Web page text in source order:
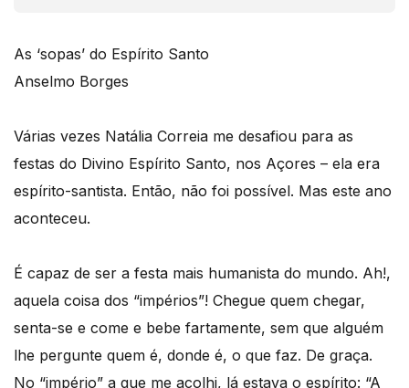
As ‘sopas’ do Espírito Santo
Anselmo Borges
Várias vezes Natália Correia me desafiou para as
festas do Divino Espírito Santo, nos Açores – ela era
espírito-santista. Então, não foi possível. Mas este ano
aconteceu.
É capaz de ser a festa mais humanista do mundo. Ah!,
aquela coisa dos “impérios”! Chegue quem chegar,
senta-se e come e bebe fartamente, sem que alguém
lhe pergunte quem é, donde é, o que faz. De graça.
No “império” a que me acolhi, lá estava o espírito: “A